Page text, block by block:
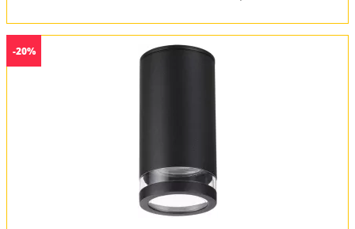
-20%